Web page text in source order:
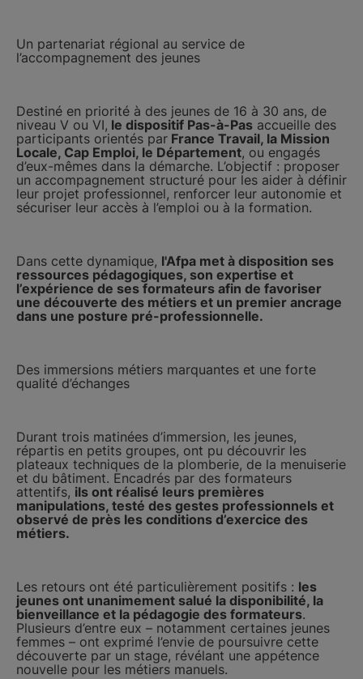
Un partenariat régional au service de
l’accompagnement des jeunes
Destiné en priorité à des jeunes de 16 à 30 ans, de
niveau V ou VI, le dispositif Pas-à-Pas accueille des
participants orientés par France Travail, la Mission
Locale, Cap Emploi, le Département, ou engagés
d’eux-mêmes dans la démarche. L’objectif : proposer
un accompagnement structuré pour les aider à définir
leur projet professionnel, renforcer leur autonomie et
sécuriser leur accès à l’emploi ou à la formation.
Dans cette dynamique, l'Afpa met à disposition ses
ressources pédagogiques, son expertise et
l’expérience de ses formateurs afin de favoriser
une découverte des métiers et un premier ancrage
dans une posture pré-professionnelle.
Des immersions métiers marquantes et une forte
qualité d’échanges
Durant trois matinées d’immersion, les jeunes,
répartis en petits groupes, ont pu découvrir les
plateaux techniques de la plomberie, de la menuiserie
et du bâtiment. Encadrés par des formateurs
attentifs, ils ont réalisé leurs premières
manipulations, testé des gestes professionnels et
observé de près les conditions d’exercice des
métiers.
Les retours ont été particulièrement positifs : les
jeunes ont unanimement salué la disponibilité, la
bienveillance et la pédagogie des formateurs.
Plusieurs d’entre eux – notamment certaines jeunes
femmes – ont exprimé l’envie de poursuivre cette
découverte par un stage, révélant une appétence
nouvelle pour les métiers manuels.